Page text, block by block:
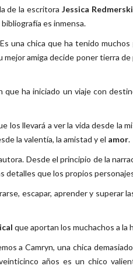
de la escritora Jessica Redmerski
es inmensa.
una chica que ha tenido muchos
amiga decide poner tierra
que ha iniciado un viaje con
los llevará a ver la vida desde la
la valentía, la amistad y el amor.
Desde el principio de la
detalles que los propios
escapar, aprender y superar
que aportan los muchachos a la
a Camryn, una chica
años es un chico